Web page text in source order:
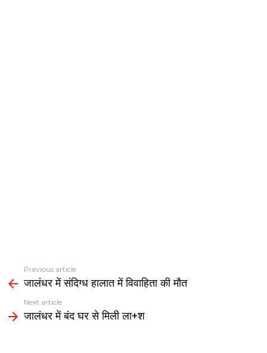
more
Previous article
जालंधर में संदिग्ध हालात में विवाहिता की मौत
Next article
जालंधर में बंद घर से मिली ला+श